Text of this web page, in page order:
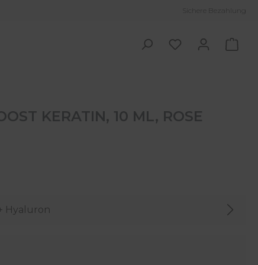
Sichere Bezahlung
KERATIN, 10 ML, ROSE
Hyaluron